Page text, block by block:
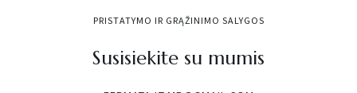
PRISTATYMO IR GRĄŽINIMO SALYGOS
Susisiekite su mumis